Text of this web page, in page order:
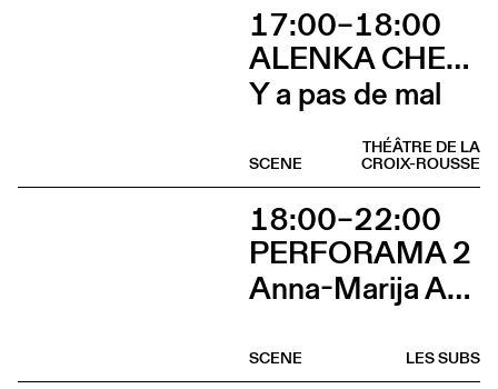
17:00–18:00
ALENKA CHENUZ & AMÉLIE VIDON
Y a pas de mal
THÉÂTRE DE LA
CROIX-ROUSSE
SCENE
18:00–22:00
PERFORAMA 2
Anna-Marija Adomaityte & Gautier Teuscher, Marc Oosterhoff, Catol Teixeira, Ouinch Ouinch
LES SUBS
SCENE